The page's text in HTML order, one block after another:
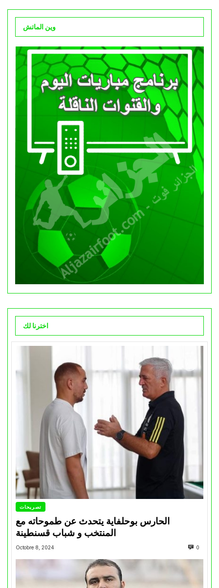
وين الماتش
اخترنا لك
تصريحات
الحارس بوحلفاية يتحدث عن طموحاته مع
المنتخب و شباب قسنطينة
Octobre 8, 2024 0